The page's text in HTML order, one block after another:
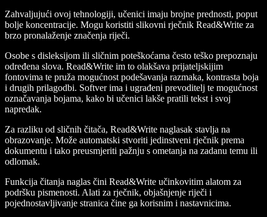
Zahvaljujući ovoj tehnologiji, učenici imaju brojne prednosti, poput
bolje koncentracije. Mogu koristiti slikovni rječnik Read&Write za
brzo pronalaženje značenja riječi.
Osobe s disleksijom ili sličnim poteškoćama često teško prepoznaju
određena slova. Read&Write im to olakšava prijateljskijim
fontovima te pruža mogućnost podešavanja razmaka, kontrasta boja
i drugih prilagodbi. Softver ima i ugrađeni prevoditelj te mogućnost
označavanja bojama, kako bi učenici lakše pratili tekst i svoj
napredak.
Za razliku od sličnih čitača, Read&Write naglasak stavlja na
obrazovanje. Može automatski stvoriti jedinstveni rječnik prema
dokumentu i tako preusmjeriti pažnju s ometanja na zadanu temu ili
odlomak.
Funkcija čitanja naglas čini Read&Write učinkovitim alatom za
podršku pismenosti. Alati za rječnik, objašnjenje riječi i
pojednostavljivanje stranica čine ga korisnim i nastavnicima.